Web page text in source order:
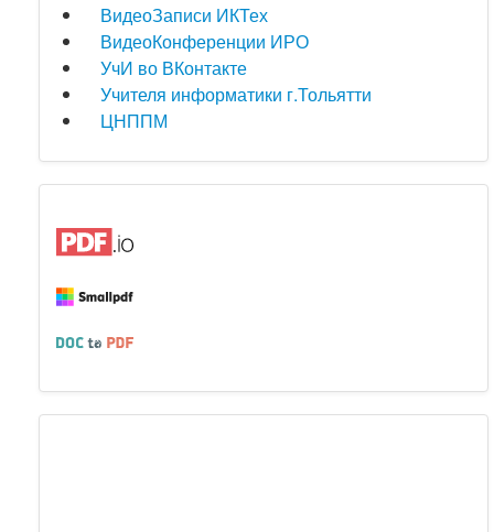
ВидеоЗаписи ИКТех
ВидеоКонференции ИРО
УчИ во ВКонтакте
Учителя информатики г.Тольятти
ЦНППМ